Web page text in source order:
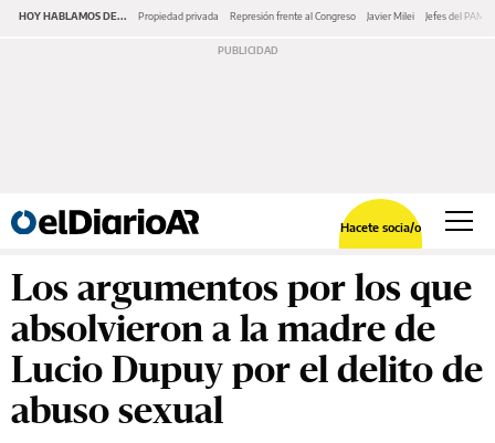
HOY HABLAMOS DE... Propiedad privada Represión frente al Congreso Javier Milei Jefes del PAMI
Hacete socia/o
Los argumentos por los que
absolvieron a la madre de
Lucio Dupuy por el delito de
abuso sexual